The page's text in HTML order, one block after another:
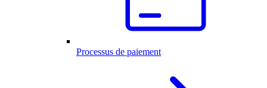
Processus de paiement